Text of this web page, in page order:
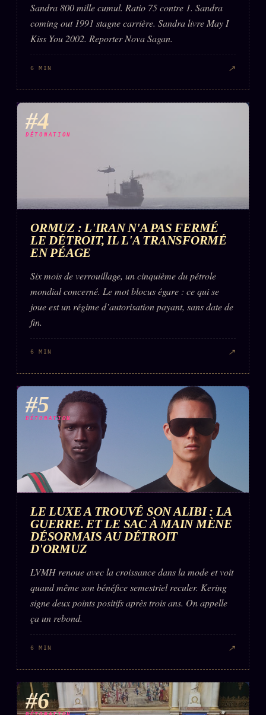
Sandra 800 mille cumul. Ratio 75 contre 1. Sandra
coming out 1991 stagne carrière. Sandra livre May I
Kiss You 2002. Reporter Nova Sagan.
6 MIN ↗
#4
DÉTONATION
ORMUZ : L'IRAN N'A PAS FERMÉ
LE DÉTROIT, IL L'A TRANSFORMÉ
EN PÉAGE
Six mois de verrouillage, un cinquième du pétrole
mondial concerné. Le mot blocus égare : ce qui se
joue est un régime d’autorisation payant, sans date de
fin.
6 MIN ↗
#5
DÉTONATION
LE LUXE A TROUVÉ SON ALIBI : LA
GUERRE. ET LE SAC À MAIN MÈNE
DÉSORMAIS AU DÉTROIT
D'ORMUZ
LVMH renoue avec la croissance dans la mode et voit
quand même son bénéfice semestriel reculer. Kering
signe deux points positifs après trois ans. On appelle
ça un rebond.
6 MIN ↗
#6